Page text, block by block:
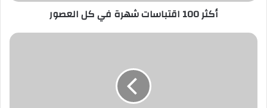
أكثر 100 اقتباسات شهرة في كل العصور
هذه